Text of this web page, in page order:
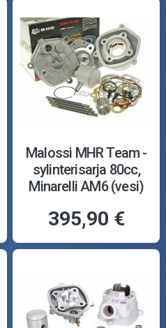
Malossi MHR Team -
sylinterisarja 80cc,
Minarelli AM6 (vesi)
395,90 €